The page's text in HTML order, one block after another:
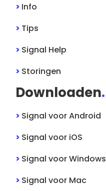
> Info
> Tips
> Signal Help
> Storingen
Downloaden.
> SignalvoorAndroid
> Signalvoor iOS
> SignalvoorWindows
> Signalvoor Mac